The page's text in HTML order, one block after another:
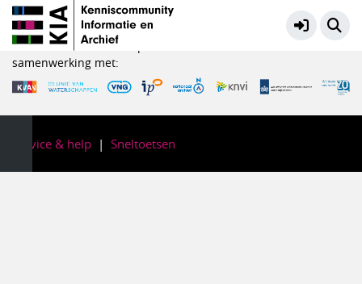
Systemen en data
Meer
KIA is een initiatief in opdracht van het Ministerie van OCW in
samenwerking met:
Service & help Sneltoetsen